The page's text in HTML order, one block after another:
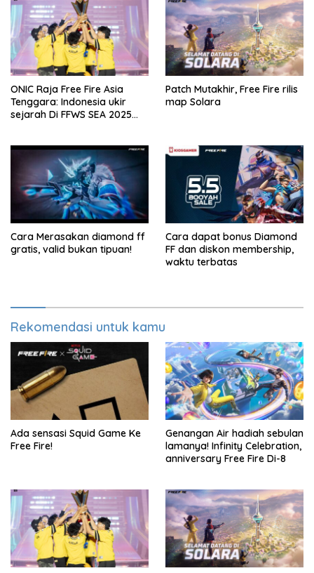
ONIC Raja Free Fire Asia
Tenggara: Indonesia ukir
sejarah Di FFWS SEA 2025
Patch Mutakhir, Free Fire rilis
map Solara
Cara Merasakan diamond ff
gratis, valid bukan tipuan!
Cara dapat bonus Diamond
FF dan diskon membership,
waktu terbatas
Rekomendasi untuk kamu
Ada sensasi Squid Game Ke
Free Fire!
Genangan Air hadiah sebulan
lamanya! Infinity Celebration,
anniversary Free Fire Di-8